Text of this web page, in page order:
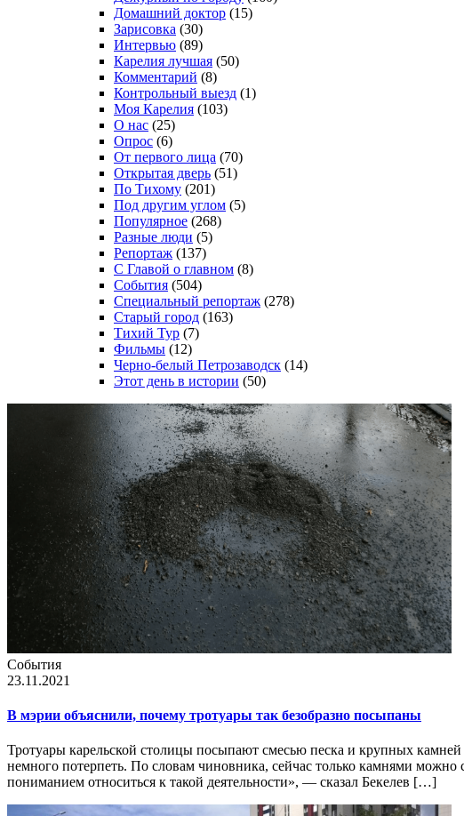
Домашний доктор (15)
Зарисовка (30)
Интервью (89)
Карелия лучшая (50)
Комментарий (8)
Контрольный выезд (1)
Моя Карелия (103)
О нас (25)
Опрос (6)
От первого лица (70)
Открытая дверь (51)
По Тихому (201)
Под другим углом (5)
Популярное (268)
Разные люди (5)
Репортаж (137)
С Главой о главном (8)
События (504)
Специальный репортаж (278)
Старый город (163)
Тихий Тур (7)
Фильмы (12)
Черно-белый Петрозаводск (14)
Этот день в истории (50)
События
23.11.2021
В мэрии объяснили, почему тротуары так безобразно посыпаны
Тротуары карельской столицы посыпают смесью песка и крупных
немного потерпеть. По словам чиновника, сейчас только камнями
пониманием относиться к такой деятельности», — сказал Бекелев […]